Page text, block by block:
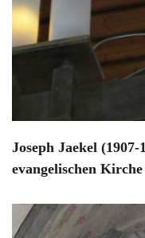
Joseph Jaekel
evangelischen